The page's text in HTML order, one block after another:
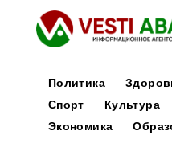
Новости
Политика
Спорт
Культура
Экономика